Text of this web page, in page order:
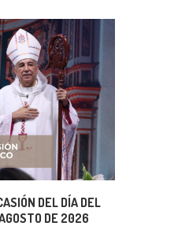
DEL DÍA DEL
DE 2026